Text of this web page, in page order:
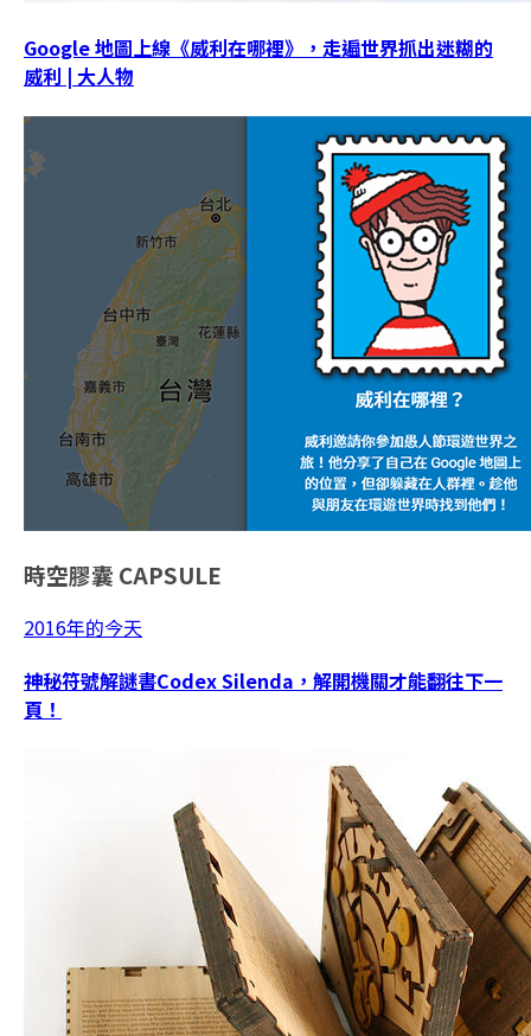
Google 地圖上線《威利在哪裡》，走遍世界抓出迷糊的
威利 | 大人物
時空膠囊 CAPSULE
2016年的今天
神秘符號解謎書Codex Silenda，解開機關才能翻往下一
頁！